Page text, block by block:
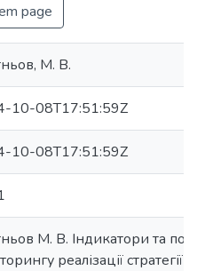
page
М. В.
10-08T17:51:59Z
10-08T17:51:59Z
М. В. Індикатори та
реалізації стратегії